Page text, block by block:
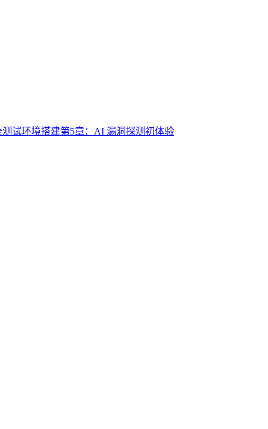
试环境搭建第5章：AI 漏洞探测初体验